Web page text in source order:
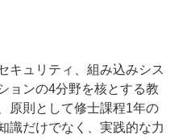
ュリティ、組み込みシス
ョンの4分野を核とする教
原則として修士課程1年の
識だけでなく、実践的な力